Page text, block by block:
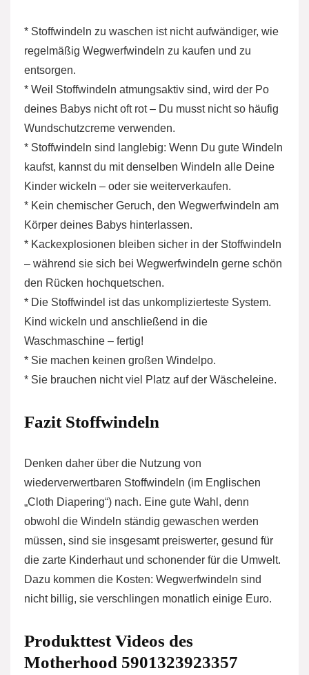
* Stoffwindeln zu waschen ist nicht aufwändiger, wie
regelmäßig Wegwerfwindeln zu kaufen und zu
entsorgen.
* Weil Stoffwindeln atmungsaktiv sind, wird der Po
deines Babys nicht oft rot – Du musst nicht so häufig
Wundschutzcreme verwenden.
* Stoffwindeln sind langlebig: Wenn Du gute Windeln
kaufst, kannst du mit denselben Windeln alle Deine
Kinder wickeln – oder sie weiterverkaufen.
* Kein chemischer Geruch, den Wegwerfwindeln am
Körper deines Babys hinterlassen.
* Kackexplosionen bleiben sicher in der Stoffwindeln
– während sie sich bei Wegwerfwindeln gerne schön
den Rücken hochquetschen.
* Die Stoffwindel ist das unkomplizierteste System.
Kind wickeln und anschließend in die
Waschmaschine – fertig!
* Sie machen keinen großen Windelpo.
* Sie brauchen nicht viel Platz auf der Wäscheleine.
Fazit Stoffwindeln
Denken daher über die Nutzung von
wiederverwertbaren Stoffwindeln (im Englischen
„Cloth Diapering“) nach. Eine gute Wahl, denn
obwohl die Windeln ständig gewaschen werden
müssen, sind sie insgesamt preiswerter, gesund für
die zarte Kinderhaut und schonender für die Umwelt.
Dazu kommen die Kosten: Wegwerfwindeln sind
nicht billig, sie verschlingen monatlich einige Euro.
Produkttest Videos des
Motherhood 5901323923357